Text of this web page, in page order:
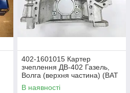
402-1601015 Картер
зчеплення ДВ-402 Газель,
Волга (верхня частина) (ВАТ
ЗМЗ)
В наявності